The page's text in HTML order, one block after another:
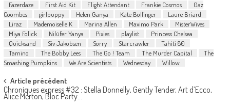
Fazerdaze
First Aid Kit Flight Attendant Frankie Cosmos
Gaz
Coombes
girlpuppy Helen Ganya Kate Bollinger
Laure Briard
Liraz
Mademoiselle K Marina Allen Maximo Park
MisterWives
Miya Folick
Nilüfer Yanya Pixies playlist
Princess Chelsea
Quicksand
Siv Jakobsen Sorry Starcrawler
Tahiti 80
Tamino
The Bobby Lees The Go ! Team The Murder Capital
The
Smashing Pumpkins
We Are Scientists Wednesday Willow
Post
navigation
Article précédent
Chroniques express #32 : Stella Donnelly, Gently Tender, Art d’Ecco,
Alice Merton, Bloc Party…